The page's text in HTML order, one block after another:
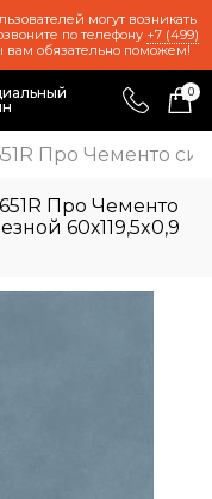
могут возникать
по телефону +7 (499)
вам обязательно поможем!
0
Про Чементо
Про Чементо
60х119,5x0,9